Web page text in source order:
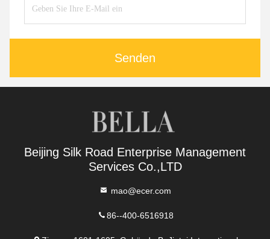
Senden
Beijing Silk Road Enterprise Management
Services Co.,LTD
mao@ecer.com
86--400-6516918